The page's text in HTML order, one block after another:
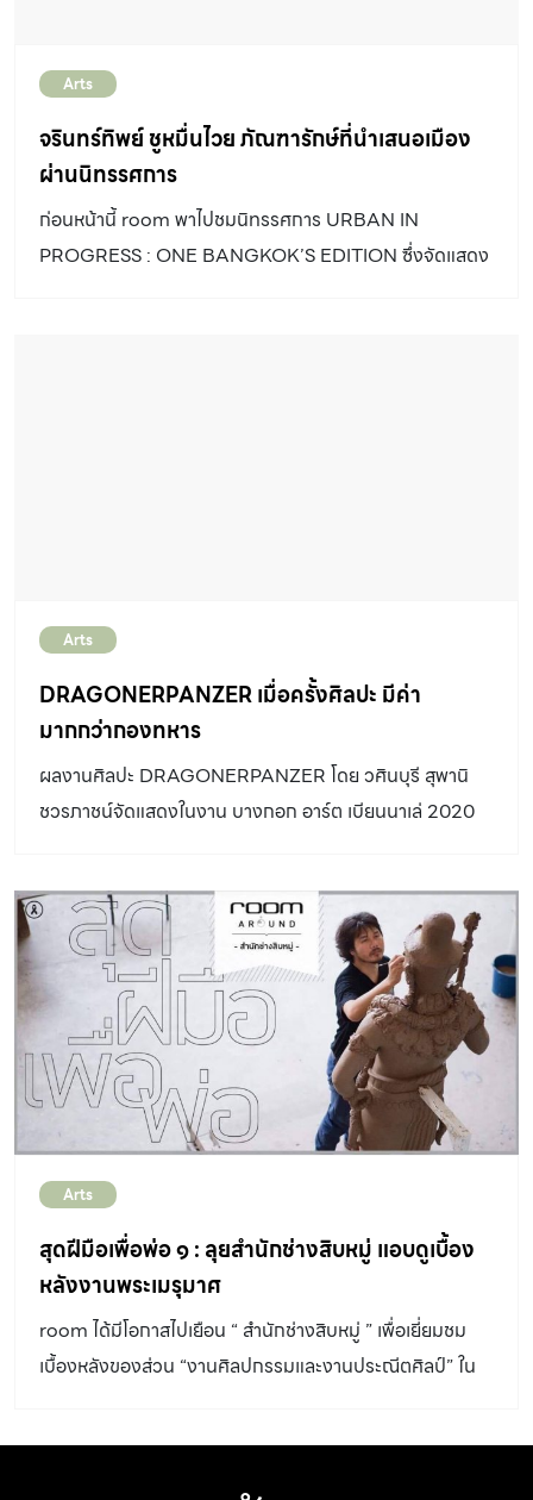
Arts
จรินทร์ทิพย์ ชูหมื่นไวย ภัณฑารักษ์ที่นำเสนอเมือง
ผ่านนิทรรศการ
ก่อนหน้านี้ room พาไปชมนิทรรศการ URBAN IN
PROGRESS : ONE BANGKOK’S EDITION ซึ่งจัดแสดง
ความเห็นที่ว่า ศิลปะมีส่วนช่วยส่งเสริมเมืองให้น่าอยู่ได้อย่างไร
พร้อมกัน มากกว่าสุนทรี แต่คือข้อความไปยังผู้คน “ภาพรวม
ของฝ่ายศิลปะและวัฒนธรรมมีหน้าที่เชิงกายภาพง่าย ๆ คือ
ของโครงการวัน แบงค็อก แต่ที่ยิ่งไปกว่านั้นคือศิลปะเป็น
เครื่องมือสำคัญในการสื่อสารข้อความต่าง ๆ โดยเฉพาะอย่าง
ทัศน์และแนวคิดต่าง ๆ ได้มากมาย “โดยประเด็นที่พวกเราทุก
คนให้ความสนใจ คือ เรื่องของพื้นที่ เรื่องของย่าน เรื่องของ
เมือง […]
Arts
DRAGONERPANZER เมื่อครั้งศิลปะ มีค่า
มากกว่ากองทหาร
ผลงานศิลปะ DRAGONERPANZER โดย วศินบุรี สุพานิ
ชวรภาชน์จัดแสดงในงาน บางกอก อาร์ต เบียนนาเล่ 2020
Bangkok Art Biennale 2020 ก็คงจะต้องบอกว่ามี
มากมายดารดาษ แต่ถ้าจะมองหาผลงานศิลปะที่น่าจะเปรียบ
เปรยและเข้ากับสถานการณ์บ้านเมืองในช่วงนี้ของไทยได้อย่าง
ดี (แบบที่ไม่ได้ตั้งใจให้จังหวะการแสดงงานมาประจวบเหมาะ
กันเช่นนี้) ก็คงต้องยกให้ผลงานที่มีชื่อเรียกว่า
DRAGONERPANZER โดย วศินบุรี สุพานิชวรภาชน์ กับ
รถถังเซรามิกที่กล่าวถึงเหตุการณ์หนึ่งในประวัติศาสตร์ที่
ประติมากรรมเซรามิก DRAGONERPANZER (โดย วศินบุรี
สุพานิชวรภาชน์) ชุดนี้ เกิดจากความรู้สึกประทับใจการใช้
เครื่องลายครามของจีนจากราชวงศ์หมิงและชิงแลกกองทหาร
ม้า วศินบุรีจึงสร้างรถถังจากเซรามิกเพื่อเป็นสัญลักษณ์ของ
การแลกเปลี่ยนมูลค่าและเงินตรา ในขณะที่แจกันมังกร
สีน้ำเงินขาวถูกเรียกว่ามูลค่าทางการเงิน รถถังเซรามิกจะเป็น
ถูกขายเป็นเศษเหล็ก “ครั้งแรกที่ได้อ่านเรื่องราวที่เกิดขึ้นใน
คริสต์ศตวรรษที่ 18 จากหนังสือ กระเบื้องถ้วย กะลาแตก ของ
Arts
สุดฝีมือเพื่อพ่อ ๑ : ลุยสำนักช่างสิบหมู่ แอบดูเบื้อง
หลังงานพระเมรุมาศ
room ได้มีโอกาสไปเยือน “ สำนักช่างสิบหมู่ ” เพื่อเยี่ยมชม
เบื้องหลังของส่วน “งานศิลปกรรมและงานประณีตศิลป์” ใน
มินทรมหาภูมิพลอดุลยเดช